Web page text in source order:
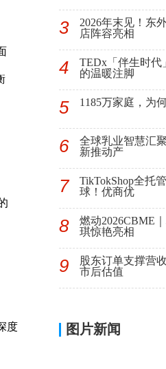
度
3
2026年末见！东
店阵容亮相
4
TEDx「伴生时代
的温暖注脚
5 1185万家庭，为
6
全球乳业智慧汇
新推动产
7
TikTokShop全托
球！优商优
8
燃动2026CBME
琪惊艳亮相
9
股东订单支撑营
市后估值
图片新闻